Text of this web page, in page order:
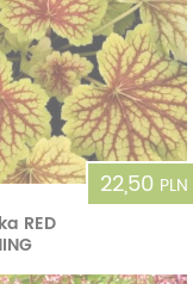
22,50 PLN
RED